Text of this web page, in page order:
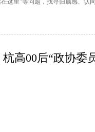
这里”等问题，找寻归属感、认
高00后“政协委